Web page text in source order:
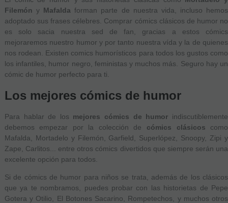
Filemón y Mafalda forman parte de nuestra vida, incluso hemos
adoptado sus frases célebres. Comprar cómics clásicos de humor no
es solo sacia nuestra sed de fan, gracias a estos cómics
mejoraremos nuestro humor y por tanto nuestra vída y la de quienes
nos rodean. Existen comics humorísticos para todos los gustos como
los infantiles, humor negro, feministas y muchos más. Seguro hay un
cómic de humor perfecto para ti.
Los mejores cómics de humor
Para hablar de los mejores cómics de humor indiscutiblemente
debemos empezar por la colección de cómics clásicos como
Mafalda, Mortadelo y Filemón, Garfield, Superlópez, Snoopy, Zipi y
Zape, Carlitos... entre otros cómics divertidos que siempre serán una
excelente opción para todos.
Si de cómics de humor para niños se trata, además de los clásicos
que ya te nombramos, puedes probar con las historietas de Pepe
Gotera y Otilio, El Botones Sacarino, Rompetechos, y muchos otros